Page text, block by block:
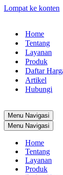
Lompat ke konten
Home
Tentang
Layanan
Produk
Daftar
Artikel
Hubungi
Menu Navigasi
Menu Navigasi
Home
Tentang
Layanan
Produk